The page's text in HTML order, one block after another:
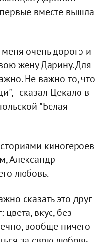
вместе вышла
меня очень дорого и
жену Дарину. Для
Не важно то, что
- сказал Цекало в
"Белая
киногероев
Александр
любовь.
сказать это друг
цвета, вкус, без
вообще ничего